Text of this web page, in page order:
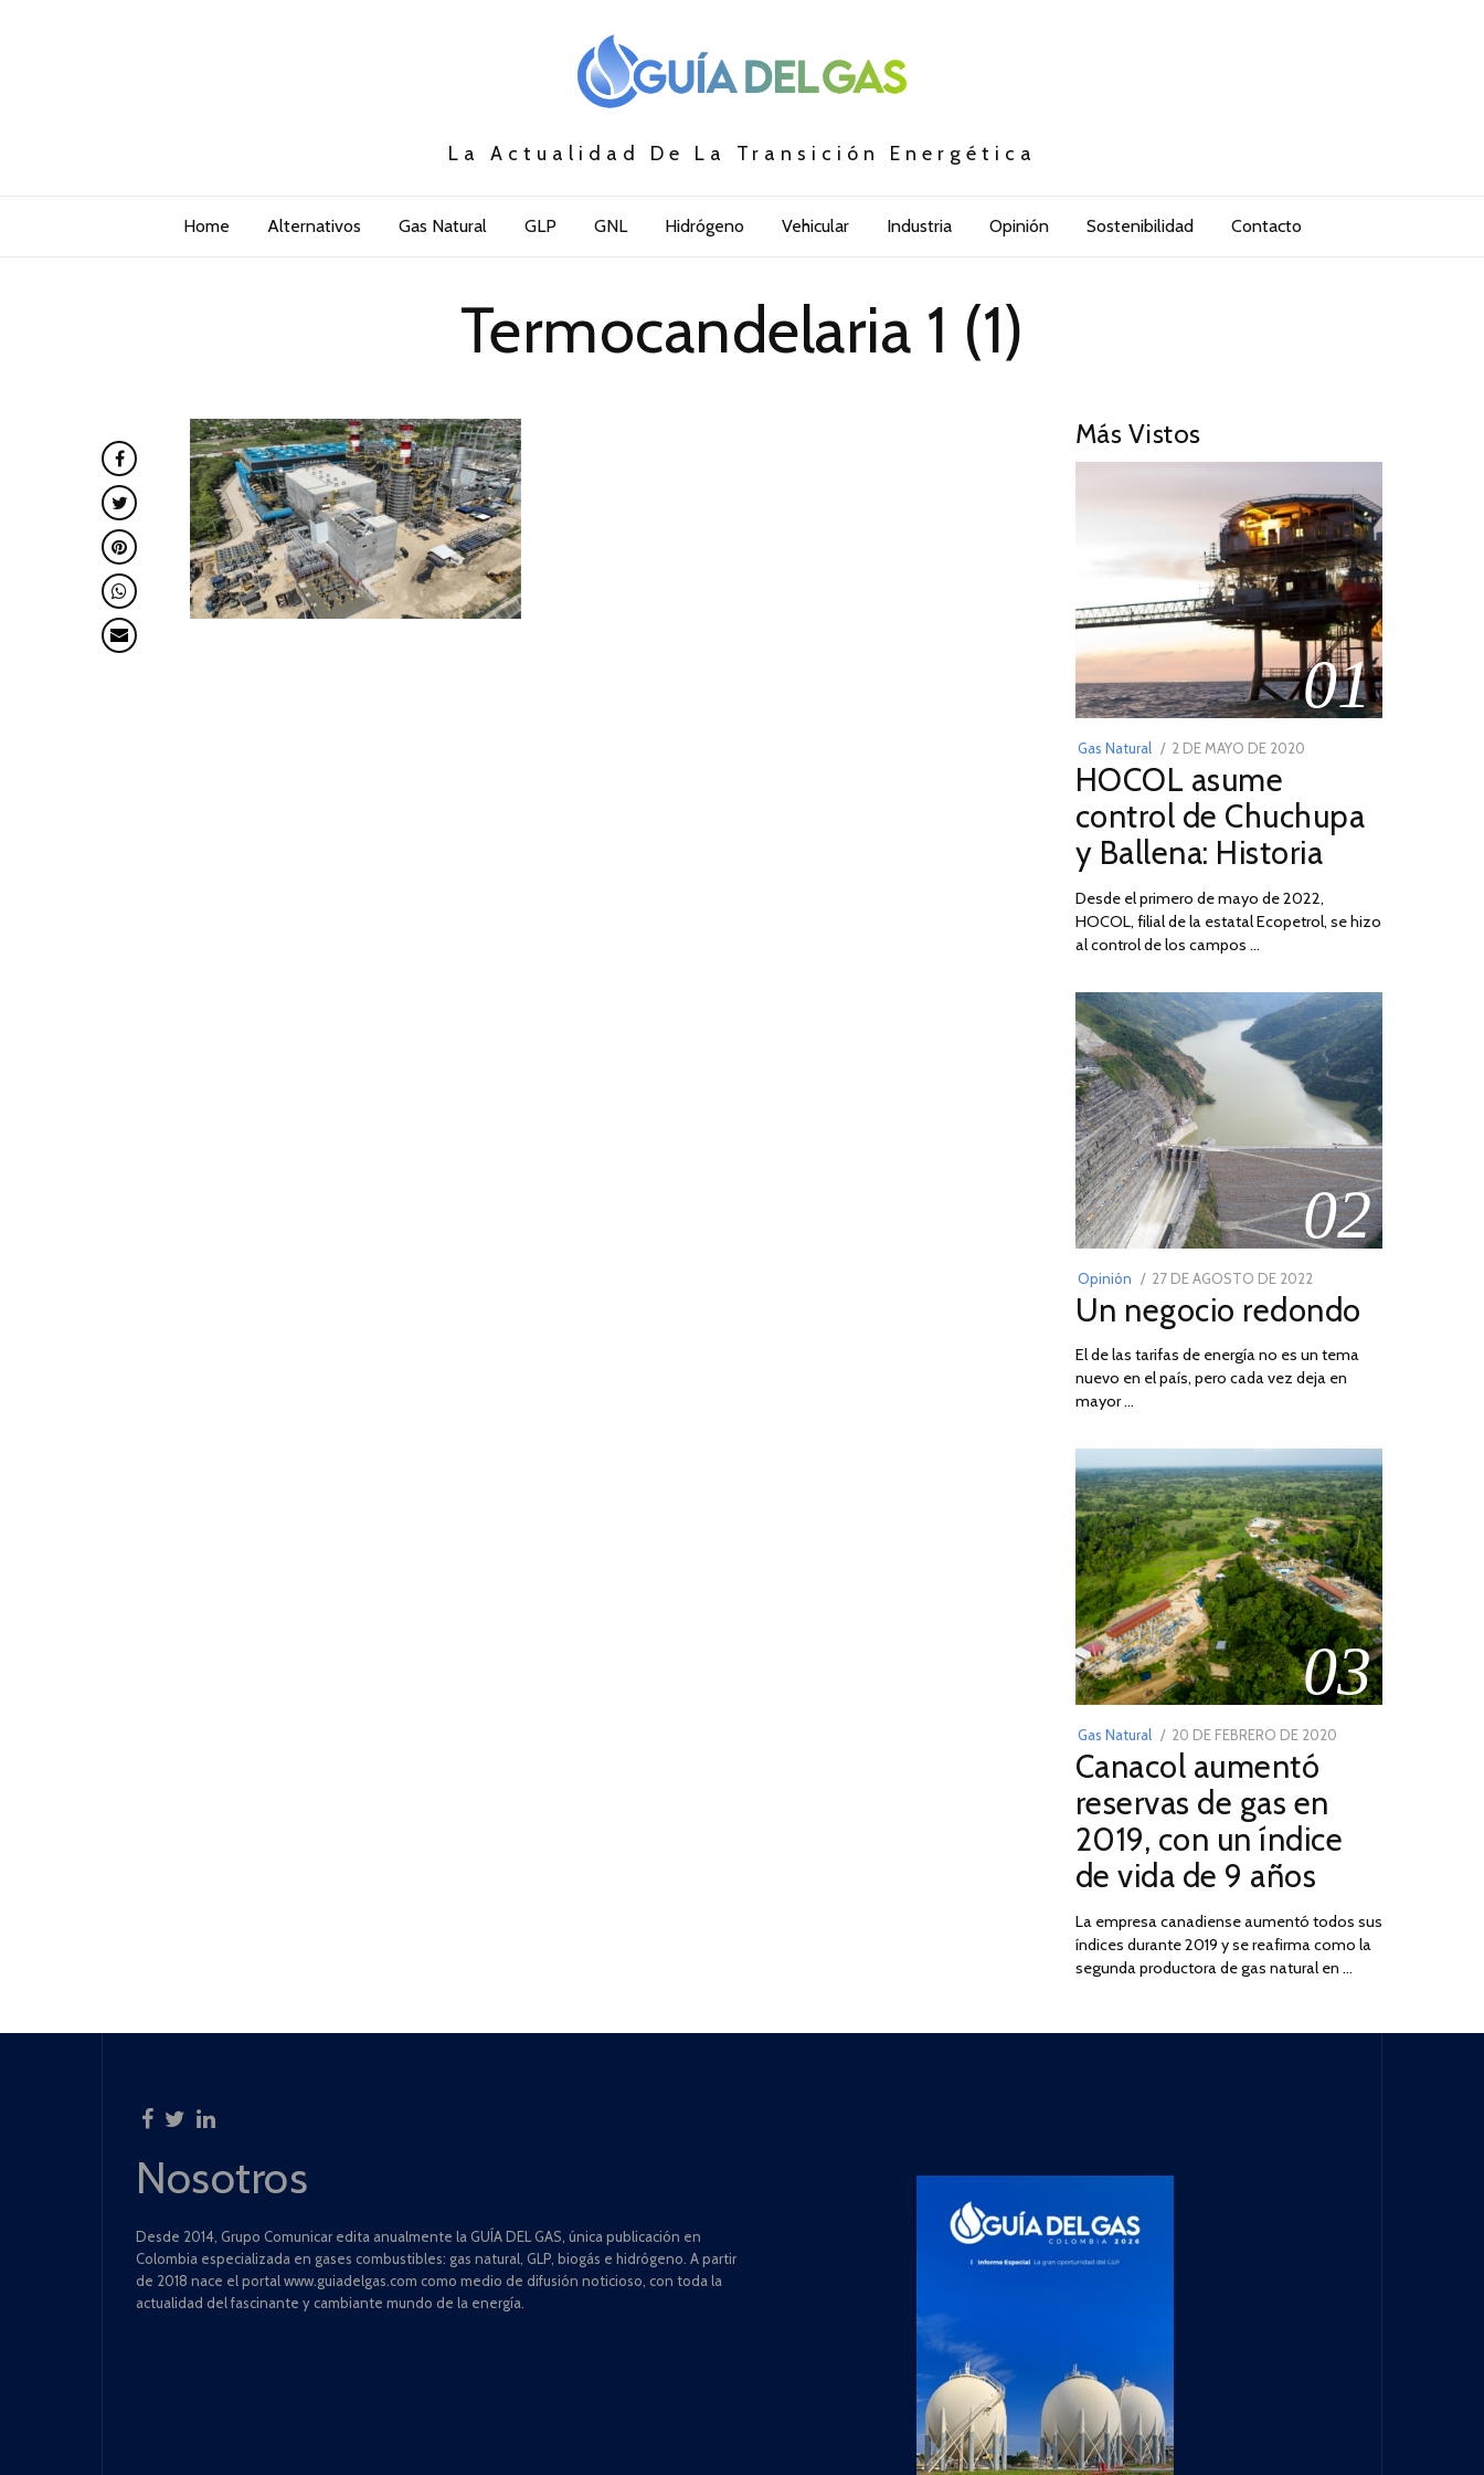
La Actualidad De La Transición Energética
Home Alternativos Gas Natural GLP GNL Hidrógeno Vehicular Industria Opinión Sostenibilidad Contacto
Termocandelaria 1 (1)
Más Vistos
01
Gas Natural
POSTED
ON
2 DE MAYO DE 2020
DE
2026
HOCOL asume
control de Chuchupa
y Ballena: Historia
Desde el primero de mayo de 2022,
HOCOL, filial de la estatal Ecopetrol, se hizo
al control de los campos …
02
Opinión
POSTED
ON
27 DE AGOSTO DE 2022
DE
DE
2022
Un negocio redondo
El de las tarifas de energía no es un tema
nuevo en el país, pero cada vez deja en
mayor …
03
Gas Natural
POSTED
ON
20 DE FEBRERO DE 2020
2025
Canacol aumentó
reservas de gas en
2019, con un índice
de vida de 9 años
La empresa canadiense aumentó todos sus
índices durante 2019 y se reafirma como la
segunda productora de gas natural en …
Nosotros
Desde 2014, Grupo Comunicar edita anualmente la GUÍA DEL GAS, única publicación en
Colombia especializada en gases combustibles: gas natural, GLP, biogás e hidrógeno. A partir
de 2018 nace el portal www.guiadelgas.com como medio de difusión noticioso, con toda la
actualidad del fascinante y cambiante mundo de la energía.